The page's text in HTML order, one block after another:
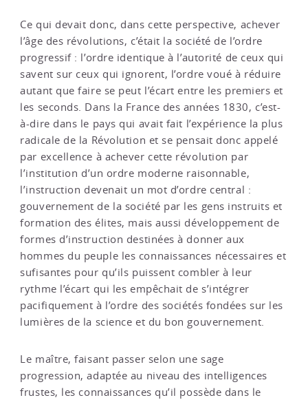
Ce qui devait donc, dans cette perspective, achever
l’âge des révolutions, c’était la société de l’ordre
progressif : l’ordre identique à l’autorité de ceux qui
savent sur ceux qui ignorent, l’ordre voué à réduire
autant que faire se peut l’écart entre les premiers et
les seconds. Dans la France des années 1830, c’est-
à-dire dans le pays qui avait fait l’expérience la plus
radicale de la Révolution et se pensait donc appelé
par excellence à achever cette révolution par
l’institution d’un ordre moderne raisonnable,
l’instruction devenait un mot d’ordre central :
gouvernement de la société par les gens instruits et
formation des élites, mais aussi développement de
formes d’instruction destinées à donner aux
hommes du peuple les connaissances nécessaires et
sufisantes pour qu’ils puissent combler à leur
rythme l’écart qui les empêchait de s’intégrer
pacifiquement à l’ordre des sociétés fondées sur les
lumières de la science et du bon gouvernement.
Le maître, faisant passer selon une sage
progression, adaptée au niveau des intelligences
frustes, les connaissances qu’il possède dans le